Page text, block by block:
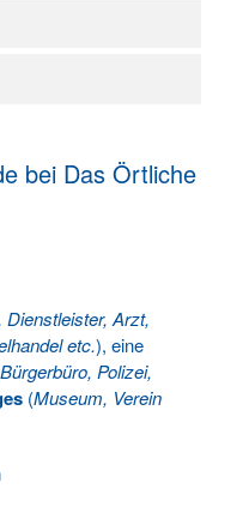
bei Das Örtliche
Dienstleister, Arzt,
etc.), eine
Bürgerbüro, Polizei,
(Museum, Verein